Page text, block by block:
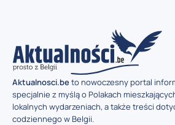
Aktualnosci.beto nowoczesny portal
specjalnie z myślą o Polakach
lokalnych wydarzeniach, a także treści
codziennego w Belgii.